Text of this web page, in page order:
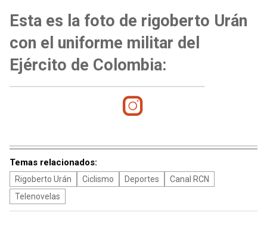
Esta es la foto de rigoberto Urán
con el uniforme militar del
Ejército de Colombia:
Temas relacionados:
Rigoberto Urán Ciclismo Deportes
Canal RCN
Telenovelas